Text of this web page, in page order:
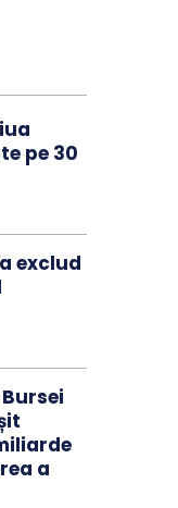
pe 30
exclud
a